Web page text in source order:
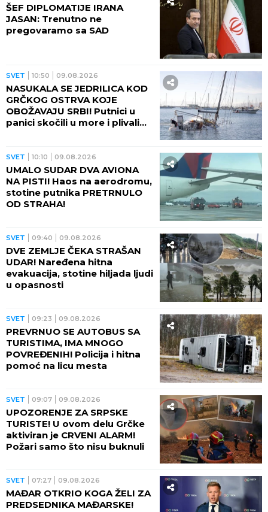
ŠEF DIPLOMATIJE IRANA
JASAN: Trenutno ne
pregovaramo sa SAD
SVET 10:50 09.08.2026
NASUKALA SE JEDRILICA KOD
GRČKOG OSTRVA KOJE
OBOŽAVAJU SRBI! Putnici u
panici skočili u more i plivali
SVET 10:10 09.08.2026
UMALO SUDAR DVA AVIONA
NA PISTI! Haos na aerodromu,
stotine putnika PRETRNULO
OD STRAHA!
SVET 09:40 09.08.2026
DVE ZEMLJE ČEKA STRAŠAN
UDAR! Naređena hitna
evakuacija, stotine hiljada ljudi
u opasnosti
SVET 09:23 09.08.2026
PREVRNUO SE AUTOBUS SA
TURISTIMA, IMA MNOGO
POVREĐENIH! Policija i hitna
pomoć na licu mesta
SVET 09:07 09.08.2026
UPOZORENJE ZA SRPSKE
TURISTE! U ovom delu Grčke
aktiviran je CRVENI ALARM!
Požari samo što nisu buknuli
SVET 07:27 09.08.2026
MAĐAR OTKRIO KOGA ŽELI ZA
PREDSEDNIKA MAĐARSKE!